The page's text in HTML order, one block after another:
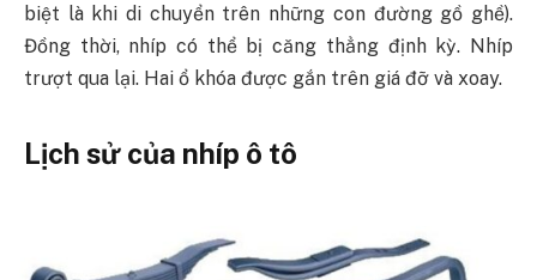
biệt là khi di chuyển trên những con đường gồ ghề).
Đồng thời, nhíp có thể bị căng thẳng định kỳ. Nhíp
trượt qua lại. Hai ổ khóa được gắn trên giá đỡ và xoay.
Lịch sử của nhíp ô tô